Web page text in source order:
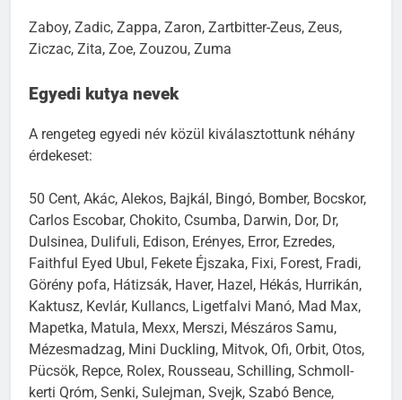
Zaboy, Zadic, Zappa, Zaron, Zartbitter-Zeus, Zeus,
Ziczac, Zita, Zoe, Zouzou, Zuma
Egyedi kutya nevek
A rengeteg egyedi név közül kiválasztottunk néhány
érdekeset:
50 Cent, Akác, Alekos, Bajkál, Bingó, Bomber, Bocskor,
Carlos Escobar, Chokito, Csumba, Darwin, Dor, Dr,
Dulsinea, Dulifuli, Edison, Erényes, Error, Ezredes,
Faithful Eyed Ubul, Fekete Éjszaka, Fixi, Forest, Fradi,
Görény pofa, Hátizsák, Haver, Hazel, Hékás, Hurrikán,
Kaktusz, Kevlár, Kullancs, Ligetfalvi Manó, Mad Max,
Mapetka, Matula, Mexx, Merszi, Mészáros Samu,
Mézesmadzag, Mini Duckling, Mitvok, Ofi, Orbit, Otos,
Pücsök, Repce, Rolex, Rousseau, Schilling, Schmoll-
kerti Qróm, Senki, Sulejman, Svejk, Szabó Bence,